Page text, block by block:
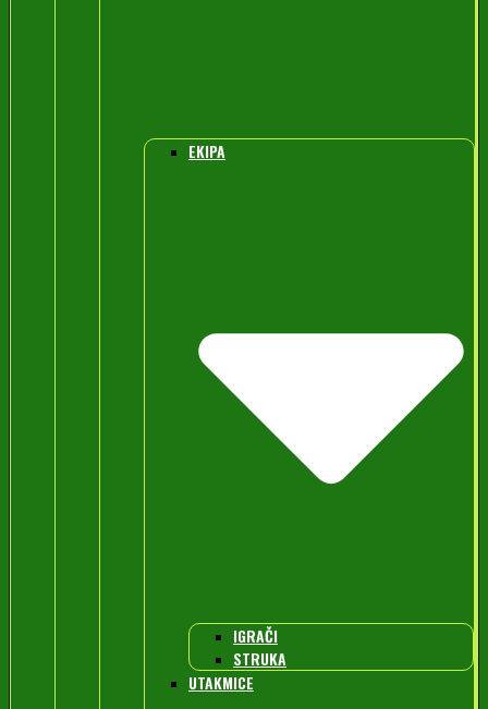
EKIPA
IGRAČI
STRUKA
UTAKMICE